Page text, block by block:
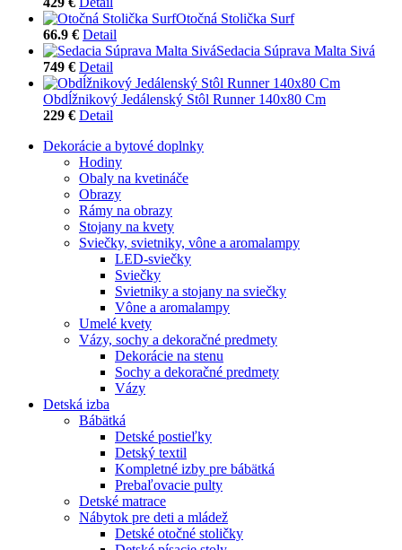
Otočná Stolička Surf
66.9 € Detail
Sedacia Súprava Malta Sivá
749 € Detail
Obdĺžnikový Jedálenský Stôl Runner 140x80 Cm
229 € Detail
Dekorácie a bytové doplnky
Hodiny
Obaly na kvetináče
Obrazy
Rámy na obrazy
Stojany na kvety
Sviečky, svietniky, vône a aromalampy
LED-sviečky
Sviečky
Svietniky a stojany na sviečky
Vône a aromalampy
Umelé kvety
Vázy, sochy a dekoračné predmety
Dekorácie na stenu
Sochy a dekoračné predmety
Vázy
Detská izba
Bábätká
Detské postieľky
Detský textil
Kompletné izby pre bábätká
Prebaľovacie pulty
Detské matrace
Nábytok pre deti a mládež
Detské otočné stoličky